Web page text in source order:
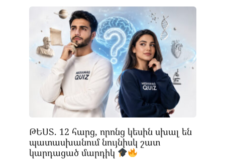
ԹԵՍՏ. 12 հարց, որոնց կեսին սխալ են
պատասխանում նույնիսկ շատ
կարդացած մարդիկ